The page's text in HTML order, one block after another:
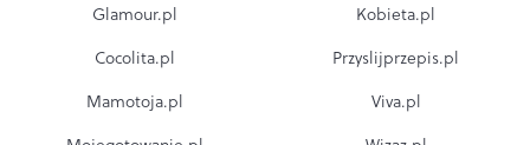
Glamour.pl
Cocolita.pl
Mamotoja.pl
Kobieta.pl
Przyslijprzepis.pl
Viva.pl